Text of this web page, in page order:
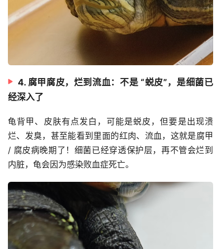
4. 腐甲腐皮，烂到流血：不是 “蜕皮”，是细菌已
经深入了
龟背甲、皮肤有点发白，可能是蜕皮，但要是出现溃
烂、发臭，甚至能看到里面的红肉、流血，这就是腐甲
/ 腐皮病晚期了！细菌已经穿透保护层，再不管会烂到
内脏，龟会因为感染败血症死亡。